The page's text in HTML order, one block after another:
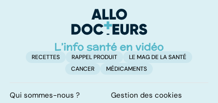
remettre ?
RECETTES RAPPEL PRODUIT
LE MAG DE LA SANTÉ
CANCER
MÉDICAMENTS
Qui sommes-nous ?
Gestion des cookies